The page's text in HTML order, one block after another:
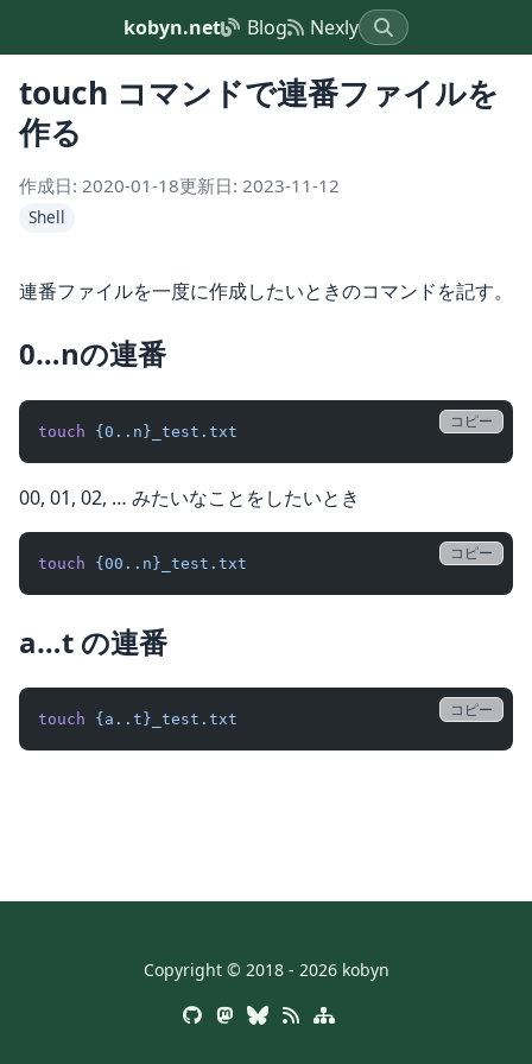
kobyn.net Blog Nexly
touch コマンドで連番ファイルを
作る
作成日: 2020-01-18更新日: 2023-11-12
Shell
連番ファイルを一度に作成したいときのコマンドを記す。
0…nの連番
touch {0..n}_test.txt
コピー
00, 01, 02, … みたいなことをしたいとき
touch {00..n}_test.txt
コピー
a…t の連番
touch {a..t}_test.txt
コピー
Copyright © 2018 - 2026 kobyn